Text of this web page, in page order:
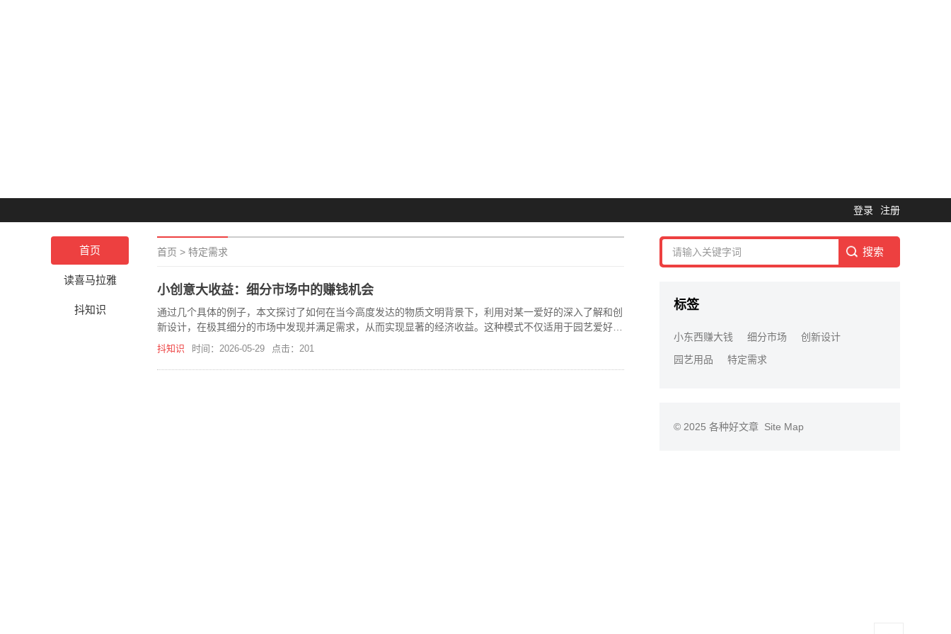
登录 注册
首页
读喜马拉雅
抖知识
首页 > 特定需求
小创意大收益：细分市场中的赚钱机会
通过几个具体的例子，本文探讨了如何在当今高度发达的物质文明背景下，利用对某一爱好的深入了解和创
新设计，在极其细分的市场中发现并满足需求，从而实现显著的经济收益。这种模式不仅适用于园艺爱好
者，也适合其他任何有特定兴趣或需求的人群。
抖知识 时间：2026-05-29 点击：201
标签
小东西赚大钱 细分市场
创新设计
园艺用品
特定需求
© 2025 各种好文章 Site Map